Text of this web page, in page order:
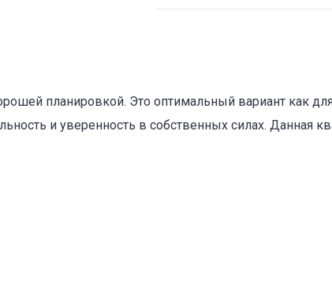
планировкой. Это оптимальный вариант как
и уверенность в собственных силах. Данная